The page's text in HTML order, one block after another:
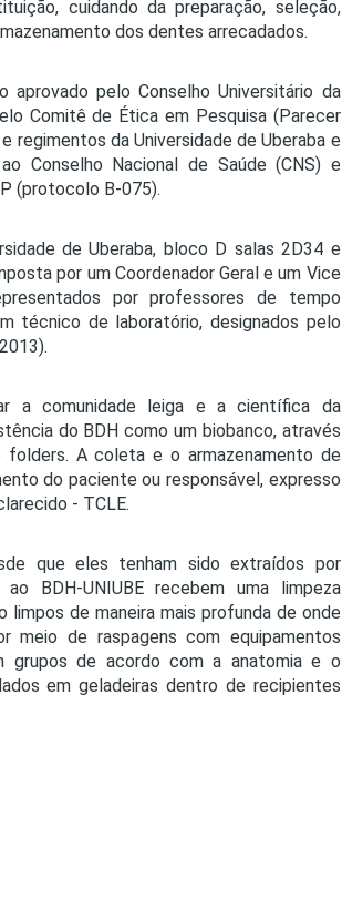
cuidando da preparação, seleção,
dos dentes arrecadados.
aprovado pelo Conselho Universitário da
Comitê de Ética em Pesquisa (Parecer
da Universidade de Uberaba e
Conselho Nacional de Saúde (CNS) e
(protocolo B-075).
de Uberaba, bloco D salas 2D34 e
por um Coordenador Geral e um Vice
por professores de tempo
técnico de laboratório, designados pelo
a comunidade leiga e a científica da
do BDH como um biobanco, através
A coleta e o armazenamento de
do paciente ou responsável, expresso
- TCLE.
que eles tenham sido extraídos por
BDH-UNIUBE recebem uma limpeza
de maneira mais profunda de onde
meio de raspagens com equipamentos
grupos de acordo com a anatomia e o
em geladeiras dentro de recipientes